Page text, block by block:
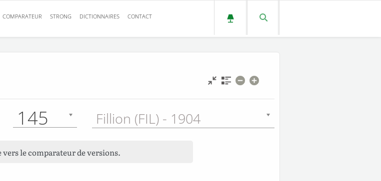
COMPARATEUR STRONG DICTIONNAIRES CONTACT
145 Fillion (FIL) - 1904
le comparateur de versions.